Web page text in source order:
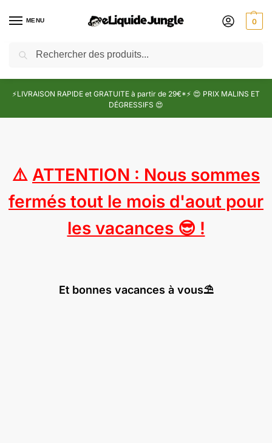
MENU 0
⚡LIVRAISON RAPIDE et GRATUITE à partir de 29€*⚡ 😍 PRIX MALINS ET
DÉGRESSIFS 😍
⚠️ ATTENTION : Nous sommes
fermés tout le mois d'aout pour
les vacances 😎 !
Et bonnes vacances à vous⛱️